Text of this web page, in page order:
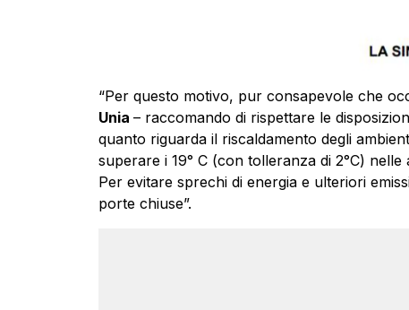
“Per questo motivo, pur consapevole che
Unia – raccomando di rispettare le
quanto riguarda il riscaldamento degli
superare i 19° C (con tolleranza di 2°C)
Per evitare sprechi di energia e ulteriori
porte chiuse”.